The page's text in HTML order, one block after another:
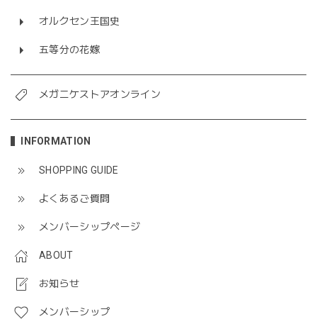
オルクセン王国史
五等分の花嫁
メガニケストアオンライン
INFORMATION
SHOPPING GUIDE
よくあるご質問
メンバーシップページ
ABOUT
お知らせ
メンバーシップ